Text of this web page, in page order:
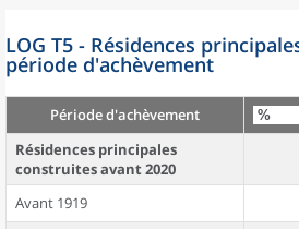
LOG T5 - Résidences
période d'achèvement
Période d'achèvement
Résidences principales
construites avant 2020
Avant 1919